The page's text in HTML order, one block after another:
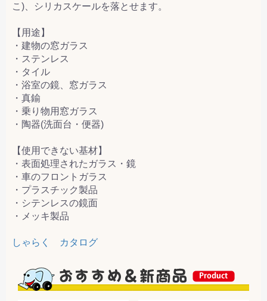
こ)、シリカスケールを落とせます。
【用途】
・建物の窓ガラス
・ステンレス
・タイル
・浴室の鏡、窓ガラス
・真鍮
・乗り物用窓ガラス
・陶器(洗面台・便器)
【使用できない基材】
・表面処理されたガラス・鏡
・車のフロントガラス
・プラスチック製品
・シテンレスの鏡面
・メッキ製品
しゃらく カタログ